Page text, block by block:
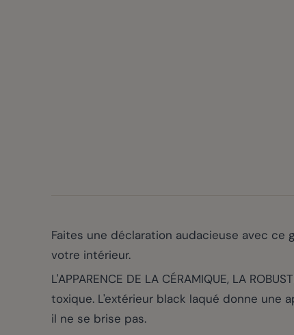
Faites une déclaration audacieuse avec
votre intérieur.
L'APPARENCE DE LA CÉRAMIQUE, LA
toxique. L'extérieur black laqué donne une
il ne se brise pas.